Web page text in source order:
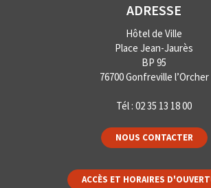
ADRESSE
Hôtel de Ville
Place Jean-Jaurès
BP 95
76700 Gonfreville l’Orcher
Tél : 02 35 13 18 00
NOUS CONTACTER
ACCÈS ET HORAIRES